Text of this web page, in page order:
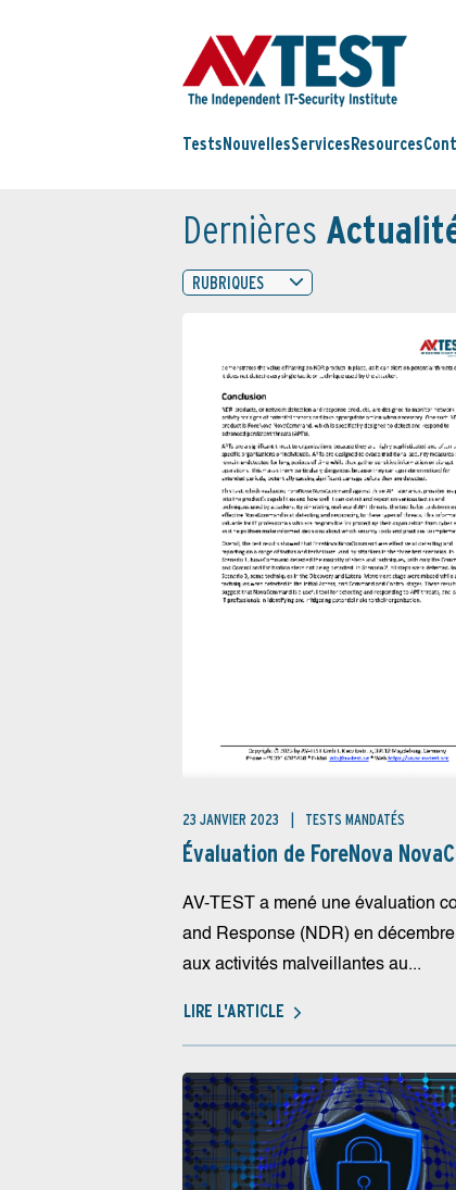
Tests NouvellesServices Resources
Dernières
RUBRIQUES
23 JANVIER 2023 TESTS MANDATÉS
Évaluation de ForeNova
AV-TEST a mené une évaluation
and Response (NDR) en
aux activités malveillantes au...
LIRE L'ARTICLE